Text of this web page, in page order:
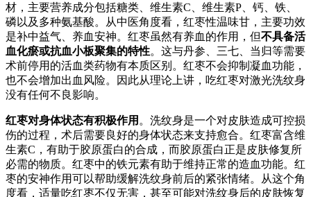
材，主要营养成分包括糖类、维生素C、维生素P、钙、铁、
磷以及多种氨基酸。从中医角度看，红枣性温味甘，主要功效
是补中益气、养血安神。红枣虽然有养血的作用，但不具备活
血化瘀或抗血小板聚集的特性。这与丹参、三七、当归等需要
术前停用的活血类药物有本质区别。红枣不会抑制凝血功能，
也不会增加出血风险。因此从理论上讲，吃红枣对激光洗纹身
没有任何不良影响。
红枣对身体状态有积极作用 。洗纹身是一个对皮肤造成可控损
伤的过程，术后需要良好的身体状态来支持愈合。红枣富含维
生素C，有助于胶原蛋白的合成，而胶原蛋白正是皮肤修复所
必需的物质。红枣中的铁元素有助于维持正常的造血功能。红
枣的安神作用可以帮助缓解洗纹身前后的紧张情绪。从这个角
度看，适量吃红枣不仅无害，甚至可能对洗纹身后的皮肤恢复